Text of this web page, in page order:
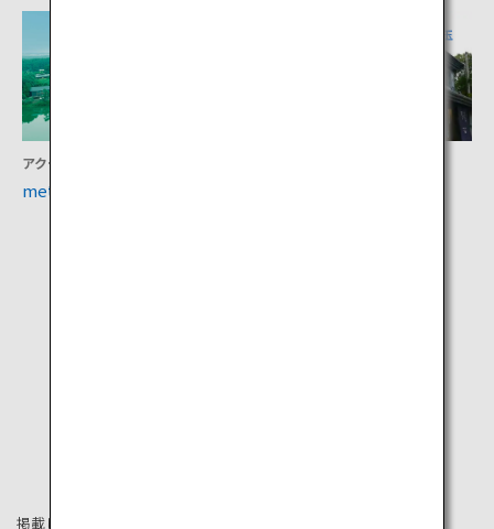
アクティビティ
metsä
埼玉
掲載している情報は2024年1月時点の情報です。